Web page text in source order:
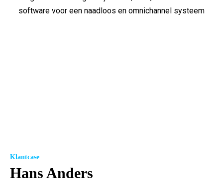
software voor een naadloos en omnichannel systeem
Klantcase
Hans Anders